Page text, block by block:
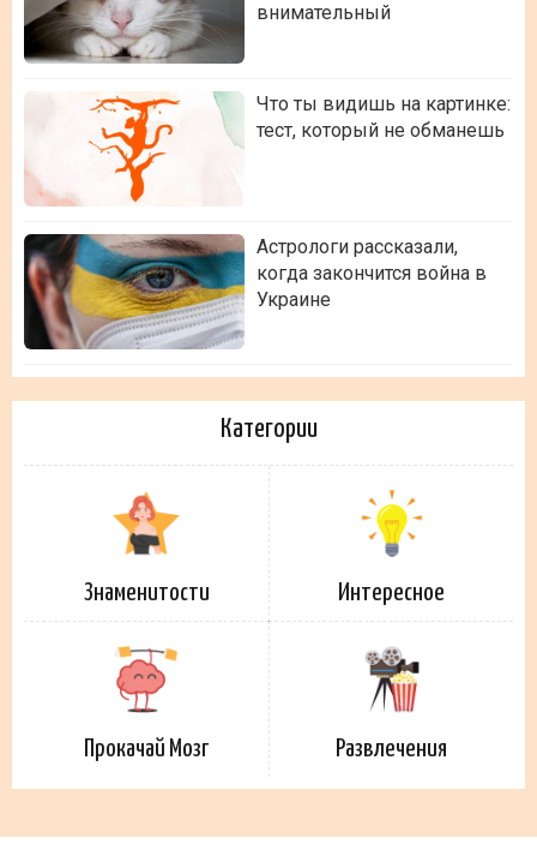
внимательный
Что ты видишь на картинке:
тест, который не обманешь
Астрологи рассказали,
когда закончится война в
Украине
Категории
Знаменитости Интересное
Прокачай Мозг Развлечения